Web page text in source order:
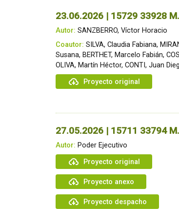
23.06.2026 | 15729 33928
Autor: SANZBERRO, Víctor Horacio
Coautor: SILVA, Claudia Fabiana,
Susana, BERTHET, Marcelo Fabián,
OLIVA, Martín Héctor, CONTI, Juan
Proyecto original
27.05.2026 | 15711 33794
Autor: Poder Ejecutivo
Proyecto original
Proyecto anexo
Proyecto despacho